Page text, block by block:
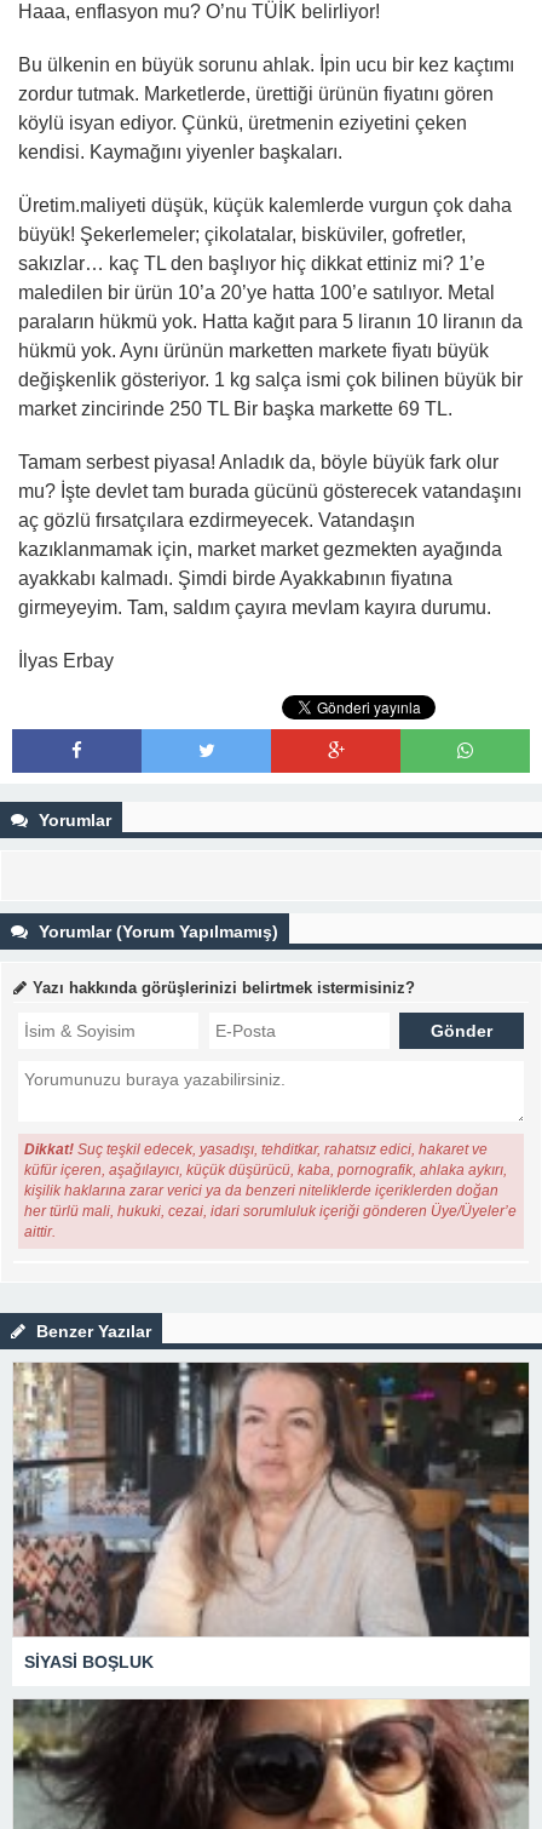
Haaa, enflasyon mu? O’nu TÜİK belirliyor!
Bu ülkenin en büyük sorunu ahlak. İpin ucu bir kez kaçtımı
zordur tutmak. Marketlerde, ürettiği ürünün fiyatını gören
köylü isyan ediyor. Çünkü, üretmenin eziyetini çeken
kendisi. Kaymağını yiyenler başkaları.
Üretim.maliyeti düşük, küçük kalemlerde vurgun çok daha
büyük! Şekerlemeler; çikolatalar, bisküviler, gofretler,
sakızlar… kaç TL den başlıyor hiç dikkat ettiniz mi? 1’e
maledilen bir ürün 10’a 20’ye hatta 100’e satılıyor. Metal
paraların hükmü yok. Hatta kağıt para 5 liranın 10 liranın da
hükmü yok. Aynı ürünün marketten markete fiyatı büyük
değişkenlik gösteriyor. 1 kg salça ismi çok bilinen büyük bir
market zincirinde 250 TL Bir başka markette 69 TL.
Tamam serbest piyasa! Anladık da, böyle büyük fark olur
mu? İşte devlet tam burada gücünü gösterecek vatandaşını
aç gözlü fırsatçılara ezdirmeyecek. Vatandaşın
kazıklanmamak için, market market gezmekten ayağında
ayakkabı kalmadı. Şimdi birde Ayakkabının fiyatına
girmeyeyim. Tam, saldım çayıra mevlam kayıra durumu.
İlyas Erbay
Yorumlar
Yorumlar (Yorum Yapılmamış)
Yazı hakkında görüşlerinizi belirtmek istermisiniz?
Dikkat! Suç teşkil edecek, yasadışı, tehditkar, rahatsız edici, hakaret ve
küfür içeren, aşağılayıcı, küçük düşürücü, kaba, pornografik, ahlaka aykırı,
kişilik haklarına zarar verici ya da benzeri niteliklerde içeriklerden doğan
her türlü mali, hukuki, cezai, idari sorumluluk içeriği gönderen Üye/Üyeler’e
aittir.
Benzer Yazılar
SİYASİ BOŞLUK